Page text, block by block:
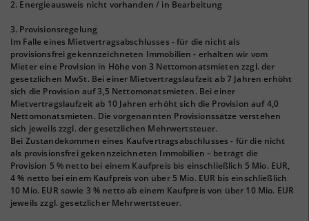
2. Energieausweis nicht vorhanden / in Bearbeitung
3. Provisionsregelung
Im Falle eines Mietvertragsabschlusses - für die nicht als
provisionsfrei gekennzeichneten Immobilien - erhalten wir vom
Mieter eine Provision in Höhe von 3 Nettomonatsmieten zzgl. der
gesetzlichen MwSt. Bei einer Mietvertragslaufzeit ab 7 Jahren erhöht
sich die Provision auf 3,5 Nettomonatsmieten. Bei einer
Mietvertragslaufzeit ab 10 Jahren erhöht sich die Provision auf 4,0
Nettomonatsmieten. Die vorgenannten Provisionssätze verstehen
sich jeweils zzgl. der gesetzlichen Mehrwertsteuer.
Bei Zustandekommen eines Kaufvertragsabschlusses - für die nicht
als provisionsfrei gekennzeichneten Immobilien – beträgt die
Provision 5 % netto bei einem Kaufpreis bis einschließlich 5 Mio. EUR,
4 % netto bei einem Kaufpreis von über 5 Mio. EUR bis einschließlich
10 Mio. EUR sowie 3 % netto ab einem Kaufpreis von über 10 Mio. EUR
jeweils zzgl. gesetzlicher Mehrwertsteuer.